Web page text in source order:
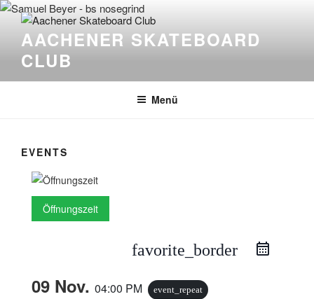
Zum
Inhalt
springenAACHENER SKATEBOARD
CLUB
Menü
EVENTS
Öffnungszeit
favorite_border
09 Nov. 04:00 PM event_repeat